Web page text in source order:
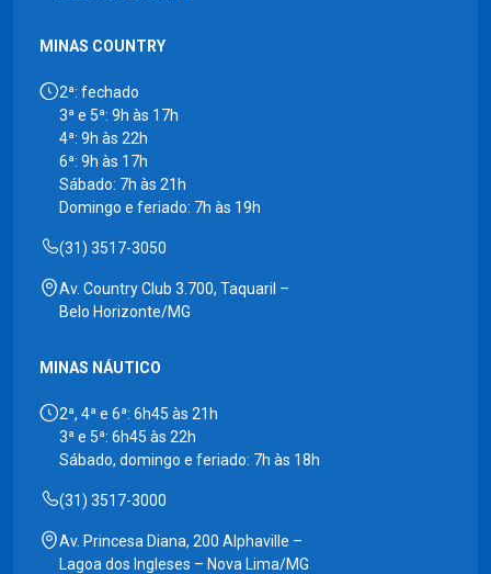
MINAS COUNTRY
2ª: fechado
3ª e 5ª: 9h às 17h
4ª: 9h às 22h
6ª: 9h às 17h
Sábado: 7h às 21h
Domingo e feriado: 7h às 19h
(31) 3517-3050
Av. Country Club 3.700, Taquaril –
Belo Horizonte/MG
MINAS NÁUTICO
2ª, 4ª e 6ª: 6h45 às 21h
3ª e 5ª: 6h45 às 22h
Sábado, domingo e feriado: 7h às 18h
(31) 3517-3000
Av. Princesa Diana, 200 Alphaville –
Lagoa dos Ingleses – Nova Lima/MG